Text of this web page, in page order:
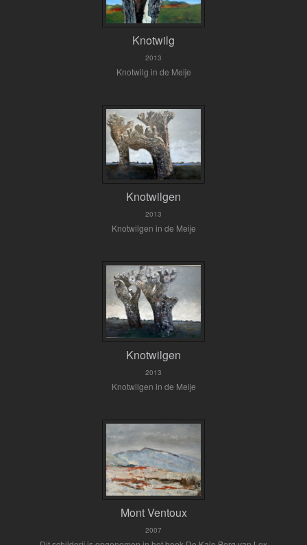
Knotwilg
2013
Knotwilg in de Meije
Knotwilgen
2013
Knotwilgen in de Meije
Knotwilgen
2013
Knotwilgen in de Meije
Mont Ventoux
2007